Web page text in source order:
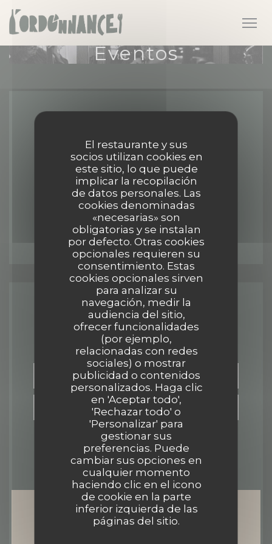
Personalización de sus opciones de cookies
El restaurante y sus
socios utilizan cookies en
este sitio, lo que puede
implicar la recopilación
de datos personales. Las
cookies denominadas
«necesarias» son
obligatorias y se instalan
por defecto. Otras cookies
opcionales requieren su
consentimiento. Estas
cookies opcionales sirven
para analizar su
navegación, medir la
audiencia del sitio,
ofrecer funcionalidades
(por ejemplo,
relacionadas con redes
sociales) o mostrar
publicidad o contenidos
personalizados. Haga clic
en 'Aceptar todo',
'Rechazar todo' o
'Personalizar' para
gestionar sus
preferencias. Puede
cambiar sus opciones en
cualquier momento
haciendo clic en el icono
de cookie en la parte
inferior izquierda de las
páginas del sitio.
Eventos
44 Place de la République 14100 Lisieux
02 31 62 61 56
Facebook ((abre en una
Instagram ((abre en
Contacto
RESERVAR UNA MESA
TAKEAWAY
Manténgase al día